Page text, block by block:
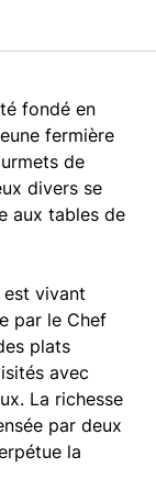
fondé en
fermière
de
divers se
aux tables de
est vivant
par le Chef
plats
avec
La richesse
par deux
la